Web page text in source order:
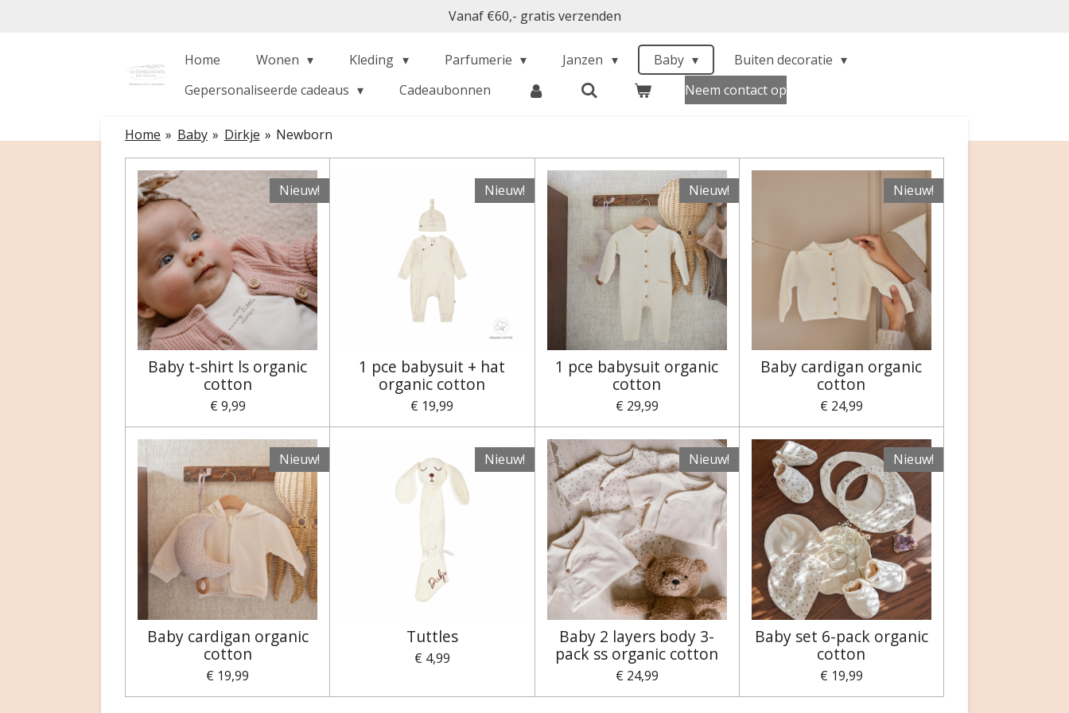
Vanaf €60,- gratis verzenden
Home Wonen Kleding Parfumerie Janzen Baby
Buiten decoratie
Gepersonaliseerde cadeaus
Cadeaubonnen Neem contact op
Home » Baby » Dirkje » Newborn
Nieuw!
Baby t-shirt ls organic
cotton
€ 9,99
Nieuw!
1 pce babysuit + hat
organic cotton
€ 19,99
Nieuw!
1 pce babysuit organic
cotton
€ 29,99
Nieuw!
Baby cardigan organic
cotton
€ 24,99
Nieuw!
Baby cardigan organic
cotton
€ 19,99
Nieuw!
Tuttles
€ 4,99
Nieuw!
Baby 2 layers body 3-
pack ss organic cotton
€ 24,99
Nieuw!
Baby set 6-pack organic
cotton
€ 19,99